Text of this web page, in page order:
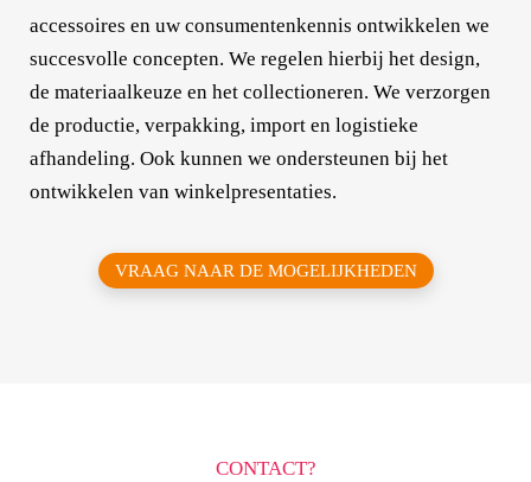
accessoires en uw consumentenkennis ontwikkelen we
succesvolle concepten. We regelen hierbij het design,
de materiaalkeuze en het collectioneren. We verzorgen
de productie, verpakking, import en logistieke
afhandeling. Ook kunnen we ondersteunen bij het
ontwikkelen van winkelpresentaties.
VRAAG NAAR DE MOGELIJKHEDEN
CONTACT?